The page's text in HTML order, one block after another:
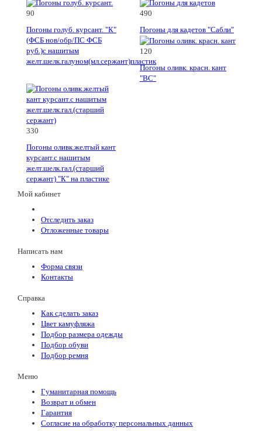
90
Погоны голуб. курсант. "К"
(ФСБ нов/обр/ПС ФСБ
руб.)с нашитым
желт.шелк.галуном(мл.сержант)пластик
490
Погоны для кадетов "Сабли"
120
Погоны оливк. красн. кант
"ВС"
330
Погоны оливк.желтый кант
курсант.с нашитым
желт.шелк.гал.(старший
сержант) "К" на пластике
Мой кабинет
Отследить заказ
Отложенные товары
Написать нам
Форма связи
Контакты
Справка
Как сделать заказ
Цвет камуфляжа
Подбор размера одежды
Подбор обуви
Подбор ремня
Меню
Гуманитарная помощь
Возврат и обмен
Гарантия
Согласие на обработку персональных данных